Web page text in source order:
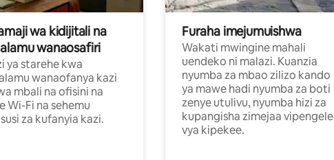
wa kidijitali na
wanaosafiri
ya starehe kwa
wanaofanya kazi
mbali na ofisini na
Wi-Fi na sehemu
za kufanyia kazi.
Furaha imejumuishwa
Wakati mwingine mahali
uendeko ni malazi. Kuanzia
nyumba za mbao zilizo kando
ya mawe hadi nyumba za boti
zenye utulivu, nyumba hizi za
kupangisha zimejaa vipengele
vya kipekee.